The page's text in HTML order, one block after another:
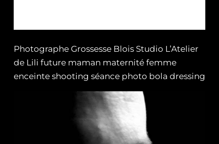
Photographe Grossesse Blois Studio L’Atelier
de Lili future maman maternité femme
enceinte shooting séance photo bola dressing